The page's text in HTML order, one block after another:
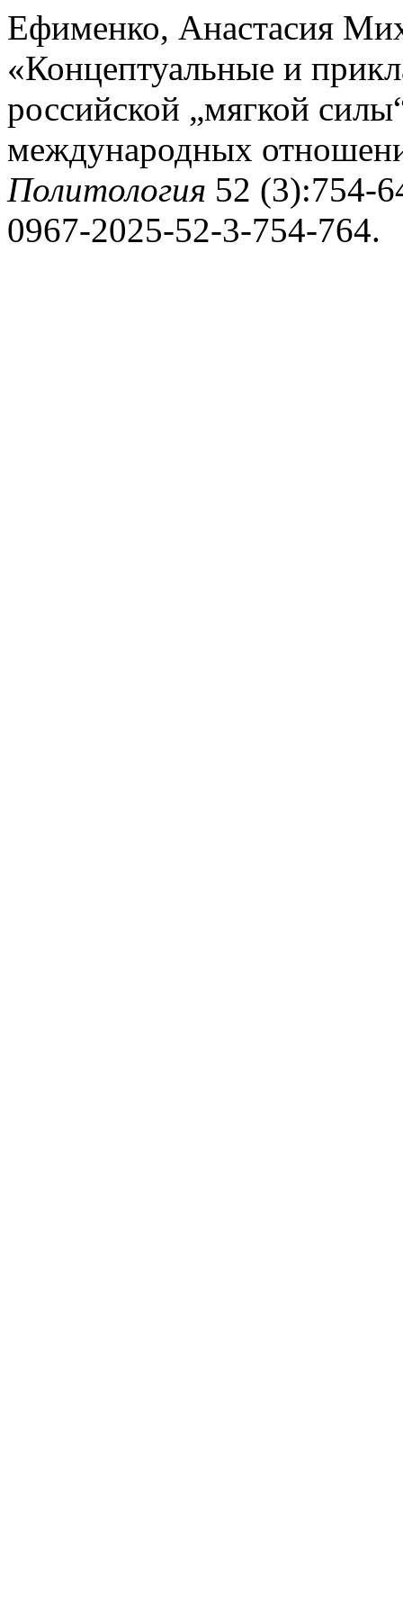
Ефименко, Анастасия
«Концептуальные и
российской „мягкой
международных
Политология 52 (3):754-
0967-2025-52-3-754-764.